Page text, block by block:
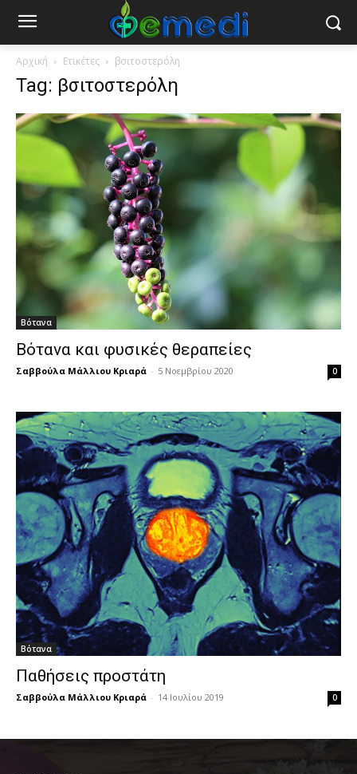
Αρχική Ετικέτες βσιτοστερόλη
Tag: βσιτοστερόλη
Βότανα
Βότανα και φυσικές θεραπείες
Σαββούλα Μάλλιου Κριαρά - 5 Νοεμβρίου 2020 0
Βότανα
Παθήσεις προστάτη
Σαββούλα Μάλλιου Κριαρά - 14 Ιουλίου 2019 0